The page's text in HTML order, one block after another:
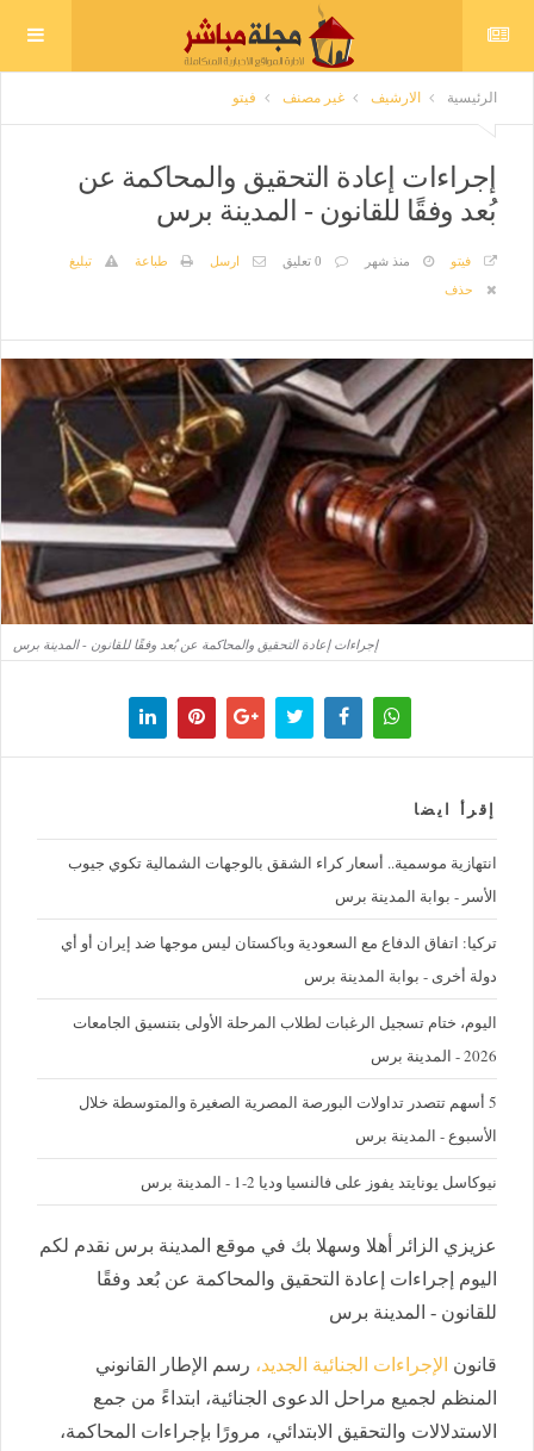
الرئيسية الارشيف غير مصنف فيتو
إجراءات إعادة التحقيق والمحاكمة عن
بُعد وفقًا للقانون - المدينة برس
فيتو منذ شهر 0 تعليق ارسل طباعة
تبليغ
حذف
إجراءات إعادة التحقيق والمحاكمة عن بُعد وفقًا للقانون - المدينة برس
إقرأ ايضا
‪انتهازية موسمية.. أسعار كراء الشقق بالوجهات الشمالية تكوي جيوب
الأسر - بوابة المدينة برس
تركيا: اتفاق الدفاع مع السعودية وباكستان ليس موجها ضد إيران أو أي
دولة أخرى - بوابة المدينة برس
اليوم، ختام تسجيل الرغبات لطلاب المرحلة الأولى بتنسيق الجامعات
2026 - المدينة برس
5 أسهم تتصدر تداولات البورصة المصرية الصغيرة والمتوسطة خلال
الأسبوع - المدينة برس
نيوكاسل يونايتد يفوز على فالنسيا وديا 2-1 - المدينة برس
عزيزي الزائر أهلا وسهلا بك في موقع المدينة برس نقدم لكم
اليوم إجراءات إعادة التحقيق والمحاكمة عن بُعد وفقًا
للقانون - المدينة برس
قانون الإجراءات الجنائية الجديد، رسم الإطار القانوني
المنظم لجميع مراحل الدعوى الجنائية، ابتداءً من جمع
الاستدلالات والتحقيق الابتدائي، مرورًا بإجراءات المحاكمة،